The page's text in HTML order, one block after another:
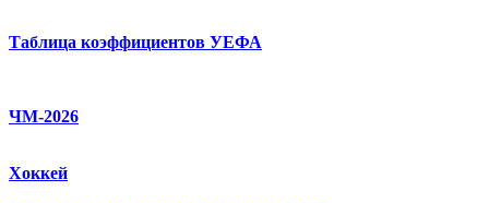
Таблица коэффициентов УЕФА
ЧМ-2026
Хоккей